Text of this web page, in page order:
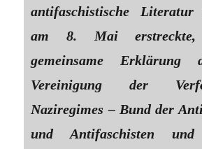
antifaschistische Literatur
am 8. Mai
gemeinsame Erklärung
Vereinigung der
Naziregimes – Bund der
und Antifaschisten